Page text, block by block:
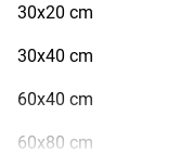
30x20 cm
30x40 cm
60x40 cm
60x80 cm